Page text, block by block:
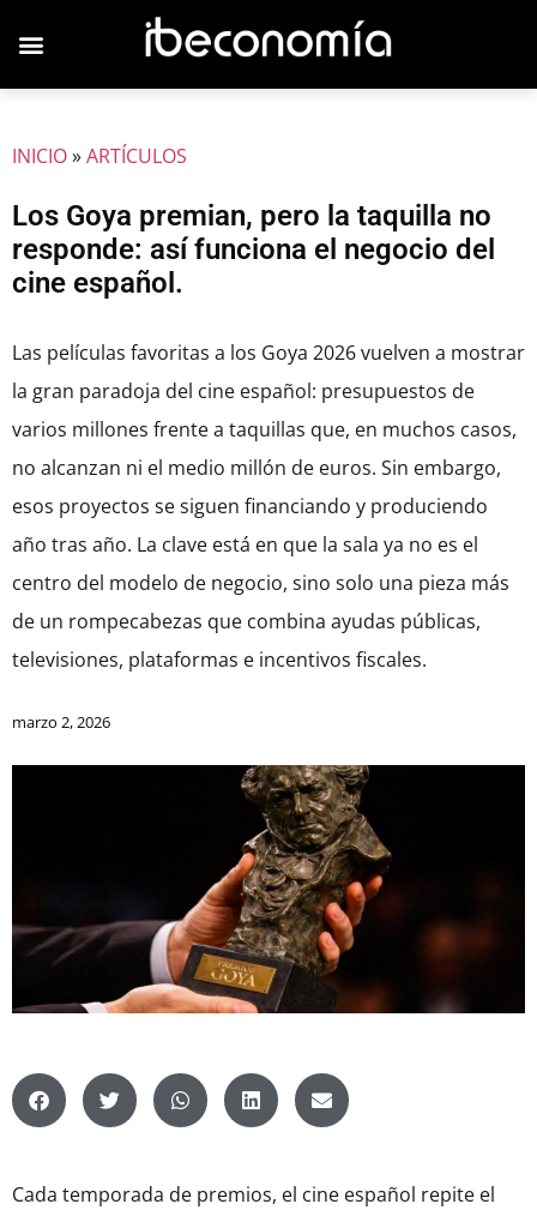
INICIO»ARTÍCULOS
Los Goya premian, pero la taquilla no
responde: así funciona el negocio del
cine español.
Las películas favoritas a los Goya 2026 vuelven a mostrar
la gran paradoja del cine español: presupuestos de
varios millones frente a taquillas que, en muchos casos,
no alcanzan ni el medio millón de euros. Sin embargo,
esos proyectos se siguen financiando y produciendo
año tras año. La clave está en que la sala ya no es el
centro del modelo de negocio, sino solo una pieza más
de un rompecabezas que combina ayudas públicas,
televisiones, plataformas e incentivos fiscales.
marzo 2, 2026
Cada temporada de premios, el cine español repite el